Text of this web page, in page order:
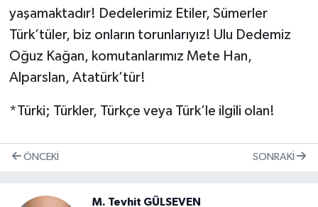
yaşamaktadır! Dedelerimiz Etiler, Sümerler
Türk’tüler, biz onların torunlarıyız! Ulu Dedemiz
Oğuz Kağan, komutanlarımız Mete Han,
Alparslan, Atatürk’tür!
*Türki; Türkler, Türkçe veya Türk’le ilgili olan!
ÖNCEKI SONRAKI
M. Tevhit GÜLSEVEN